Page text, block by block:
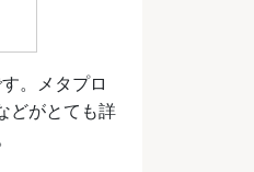
。メタプロ
どがとても詳